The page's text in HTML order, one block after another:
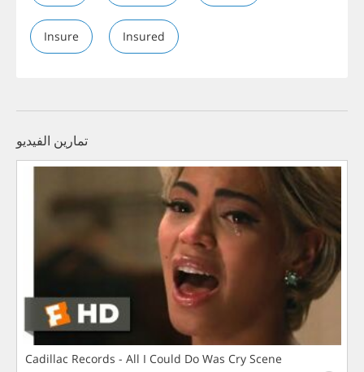
Insure Insured
تمارين الفيديو
Cadillac Records - All I Could Do Was Cry Scene